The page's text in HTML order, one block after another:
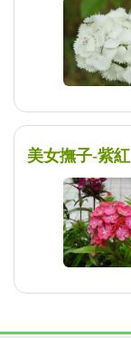
美女撫子-紫紅